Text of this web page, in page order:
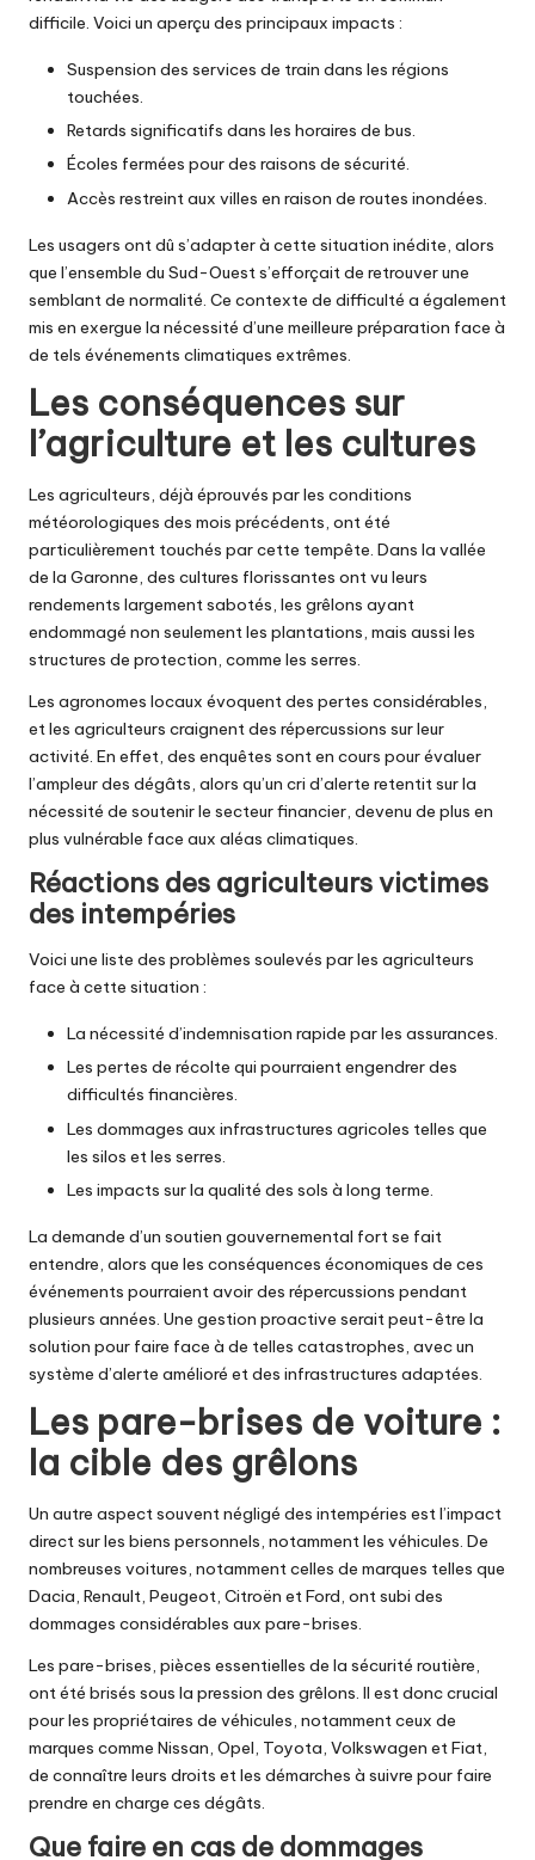
difficile. Voici un aperçu des principaux impacts :
Suspension des services de train dans les régions
touchées.
Retards significatifs dans les horaires de bus.
Écoles fermées pour des raisons de sécurité.
Accès restreint aux villes en raison de routes inondées.
Les usagers ont dû s’adapter à cette situation inédite, alors
que l’ensemble du Sud-Ouest s’efforçait de retrouver une
semblant de normalité. Ce contexte de difficulté a également
mis en exergue la nécessité d’une meilleure préparation face à
de tels événements climatiques extrêmes.
Les conséquences sur
l’agriculture et les cultures
Les agriculteurs, déjà éprouvés par les conditions
météorologiques des mois précédents, ont été
particulièrement touchés par cette tempête. Dans la vallée
de la Garonne, des cultures florissantes ont vu leurs
rendements largement sabotés, les grêlons ayant
endommagé non seulement les plantations, mais aussi les
structures de protection, comme les serres.
Les agronomes locaux évoquent des pertes considérables,
et les agriculteurs craignent des répercussions sur leur
activité. En effet, des enquêtes sont en cours pour évaluer
l’ampleur des dégâts, alors qu’un cri d’alerte retentit sur la
nécessité de soutenir le secteur financier, devenu de plus en
plus vulnérable face aux aléas climatiques.
Réactions des agriculteurs victimes
des intempéries
Voici une liste des problèmes soulevés par les agriculteurs
face à cette situation :
La nécessité d’indemnisation rapide par les assurances.
Les pertes de récolte qui pourraient engendrer des
difficultés financières.
Les dommages aux infrastructures agricoles telles que
les silos et les serres.
Les impacts sur la qualité des sols à long terme.
La demande d’un soutien gouvernemental fort se fait
entendre, alors que les conséquences économiques de ces
événements pourraient avoir des répercussions pendant
plusieurs années. Une gestion proactive serait peut-être la
solution pour faire face à de telles catastrophes, avec un
système d’alerte amélioré et des infrastructures adaptées.
Les pare-brises de voiture :
la cible des grêlons
Un autre aspect souvent négligé des intempéries est l’impact
direct sur les biens personnels, notamment les véhicules. De
nombreuses voitures, notamment celles de marques telles que
Dacia, Renault, Peugeot, Citroën et Ford, ont subi des
dommages considérables aux pare-brises.
Les pare-brises, pièces essentielles de la sécurité routière,
ont été brisés sous la pression des grêlons. Il est donc crucial
pour les propriétaires de véhicules, notamment ceux de
marques comme Nissan, Opel, Toyota, Volkswagen et Fiat,
de connaître leurs droits et les démarches à suivre pour faire
prendre en charge ces dégâts.
Que faire en cas de dommages